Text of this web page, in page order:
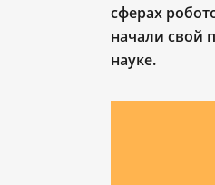
сферах
начали свой
науке.